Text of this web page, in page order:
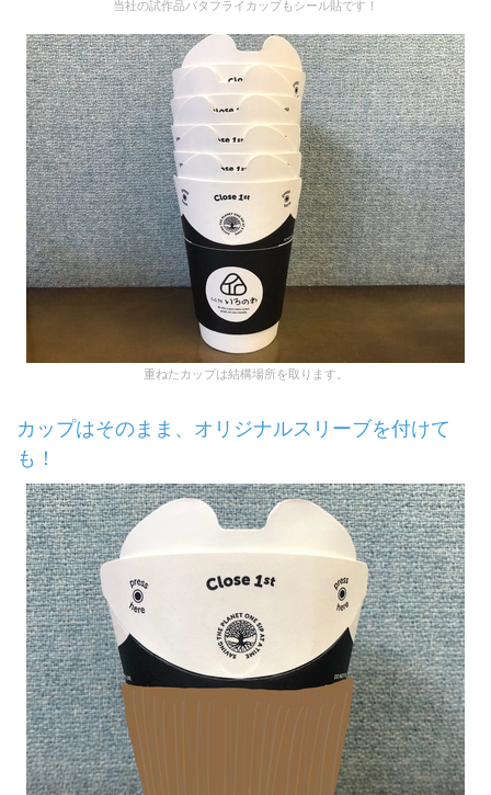
当社の試作品バタフライカップもシール貼です！
重ねたカップは結構場所を取ります。
カップはそのまま、オリジナルスリーブを付けて
も！